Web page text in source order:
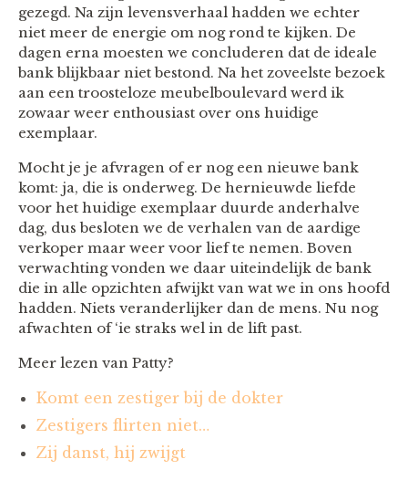
gezegd. Na zijn levensverhaal hadden we echter
niet meer de energie om nog rond te kijken. De
dagen erna moesten we concluderen dat de ideale
bank blijkbaar niet bestond. Na het zoveelste bezoek
aan een troosteloze meubelboulevard werd ik
zowaar weer enthousiast over ons huidige
exemplaar.
Mocht je je afvragen of er nog een nieuwe bank
komt: ja, die is onderweg. De hernieuwde liefde
voor het huidige exemplaar duurde anderhalve
dag, dus besloten we de verhalen van de aardige
verkoper maar weer voor lief te nemen. Boven
verwachting vonden we daar uiteindelijk de bank
die in alle opzichten afwijkt van wat we in ons hoofd
hadden. Niets veranderlijker dan de mens. Nu nog
afwachten of ‘ie straks wel in de lift past.
Meer lezen van Patty?
Komt een zestiger bij de dokter
Zestigers flirten niet…
Zij danst, hij zwijgt